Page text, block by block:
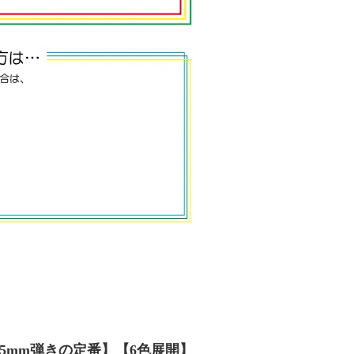
弾きの定番】【6色展開】